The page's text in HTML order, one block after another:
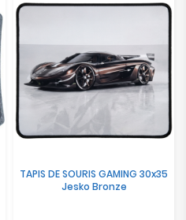
TAPIS DE SOURIS GAMING 30x35
Jesko Bronze